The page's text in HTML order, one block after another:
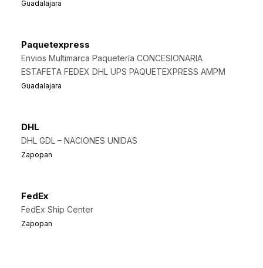
Guadalajara
Paquetexpress
Envios Multimarca Paquetería CONCESIONARIA
ESTAFETA FEDEX DHL UPS PAQUETEXPRESS AMPM
Guadalajara
DHL
DHL GDL – NACIONES UNIDAS
Zapopan
FedEx
FedEx Ship Center
Zapopan